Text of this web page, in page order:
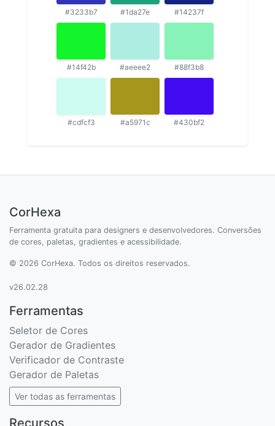
#3233b7 #1da27e #14237f
#14f42b #aeeee2 #88f3b8
#cdfcf3 #a5971c #430bf2
CorHexa
Ferramenta gratuita para designers e desenvolvedores. Conversões
de cores, paletas, gradientes e acessibilidade.
© 2026 CorHexa. Todos os direitos reservados.
v26.02.28
Ferramentas
Seletor de Cores
Gerador de Gradientes
Verificador de Contraste
Gerador de Paletas
Ver todas as ferramentas
Recursos